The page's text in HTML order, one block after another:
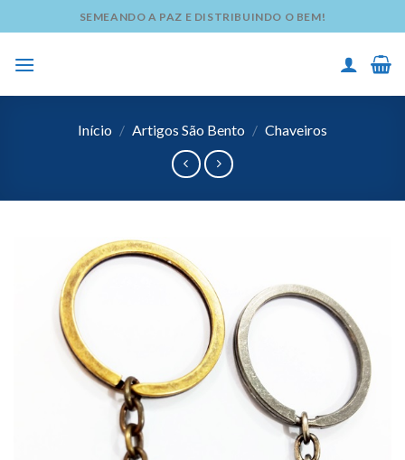
to
content
SEMEANDO A PAZ E DISTRIBUINDO O BEM!
Início / Artigos São Bento / Chaveiros